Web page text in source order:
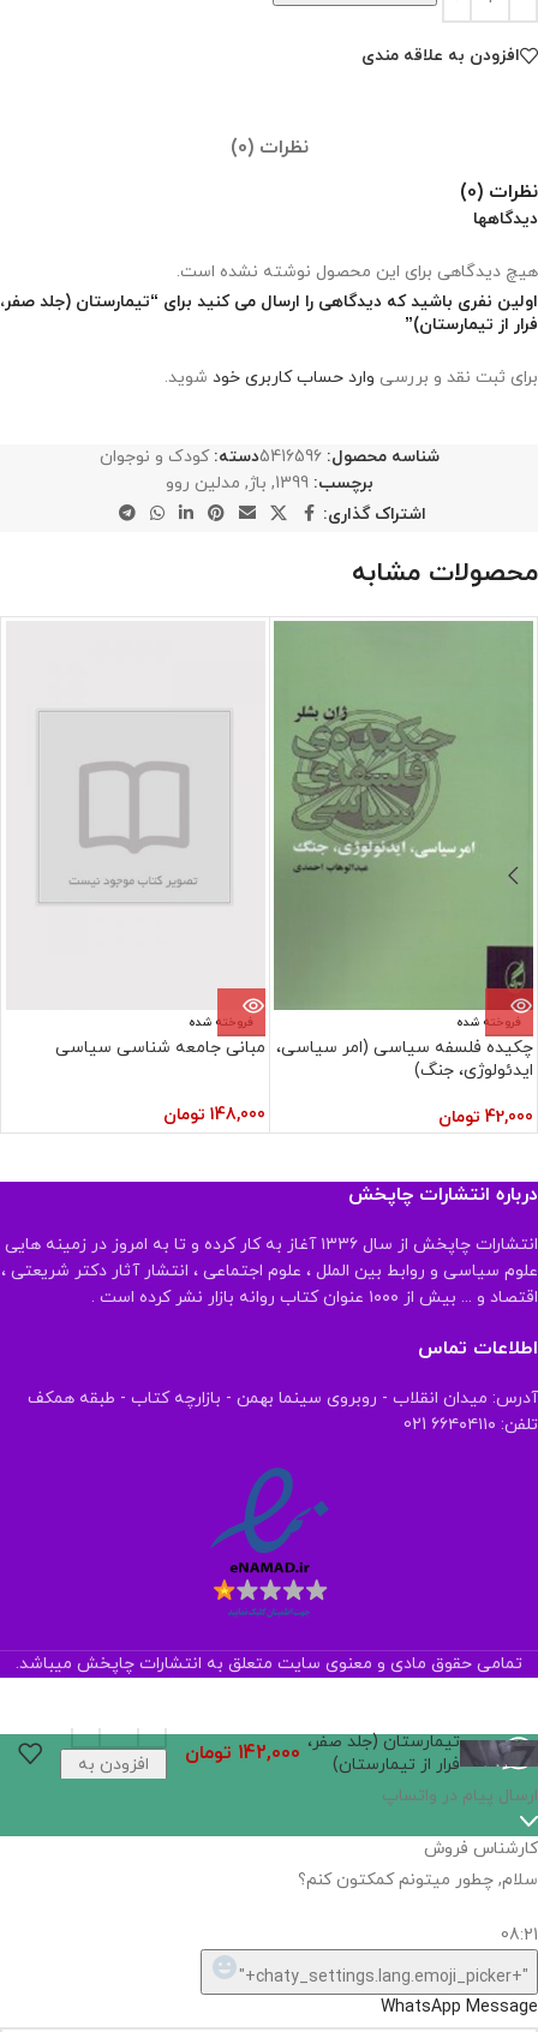
افزودن به علاقه مندی
نظرات (0)
نظرات (0)
دیدگاهها
هیچ دیدگاهی برای این محصول نوشته نشده است.
اولین نفری باشید که دیدگاهی را ارسال می کنید برای “تیمارستان (جلد صفر،
فرار از تیمارستان)”
برای ثبت نقد و بررسی وارد حساب کاربری خود شوید.
شناسه محصول:5416596دسته: کودک و نوجوان
برچسب: 1399
, باژ, مدلین روو
اشتراک گذاری:
محصولات مشابه
فروخته شده
چکیده فلسفه سیاسی (امر سیاسی،
ایدئولوژی، جنگ)
42,000 تومان
فروخته شده
مبانی جامعه شناسی سیاسی
148,000 تومان
درباره انتشارات چاپخش
انتشارات چاپخش از سال ۱۳۳۶ آغاز به کار کرده و تا به امروز در زمینه هایی
علوم سیاسی و روابط بین الملل ، علوم اجتماعی ، انتشار آثار دکتر شریعتی ،
اقتصاد و ... بیش از ۱۰۰۰ عنوان کتاب روانه بازار نشر کرده است .
اطلاعات تماس
آدرس: میدان انقلاب - روبروی سینما بهمن - بازارچه کتاب - طبقه همکف
تلفن: ۶۶۴۰۴۱۱۰ 021
تمامی حقوق مادی و معنوی سایت متعلق به انتشارات چاپخش میباشد.
تیمارستان (جلد صفر،
فرار از تیمارستان)
142,000 تومان
افزودن به
ارسال پیام در واتساپ
کارشناس فروش
سلام, چطور میتونم کمکتون کنم؟
08:21
"+chaty_settings.lang.emoji_picker+"
WhatsApp Message